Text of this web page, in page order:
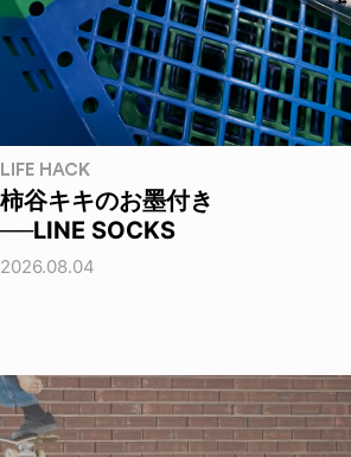
LIFE HACK
柿谷キキのお墨付き
──LINE SOCKS
2026.08.04